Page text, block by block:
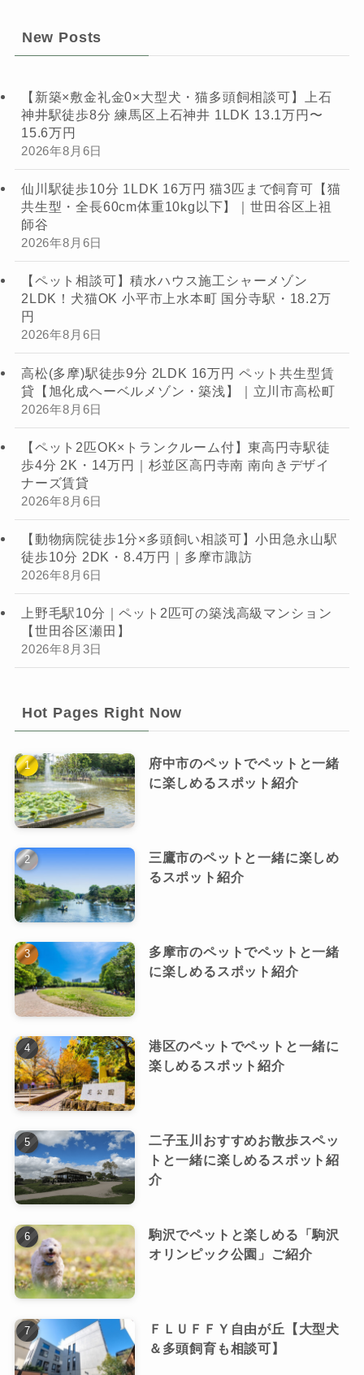
New Posts
【新築×敷金礼金0×大型犬・猫多頭飼相談可】上石
神井駅徒歩8分 練馬区上石神井 1LDK 13.1万円〜
15.6万円
2026年8月6日
仙川駅徒歩10分 1LDK 16万円 猫3匹まで飼育可【猫
共生型・全長60cm体重10kg以下】｜世田谷区上祖
師谷
2026年8月6日
【ペット相談可】積水ハウス施工シャーメゾン
2LDK！犬猫OK 小平市上水本町 国分寺駅・18.2万
円
2026年8月6日
高松(多摩)駅徒歩9分 2LDK 16万円 ペット共生型賃
貸【旭化成ヘーベルメゾン・築浅】｜立川市高松町
2026年8月6日
【ペット2匹OK×トランクルーム付】東高円寺駅徒
歩4分 2K・14万円｜杉並区高円寺南 南向きデザイ
ナーズ賃貸
2026年8月6日
【動物病院徒歩1分×多頭飼い相談可】小田急永山駅
徒歩10分 2DK・8.4万円｜多摩市諏訪
2026年8月6日
上野毛駅10分｜ペット2匹可の築浅高級マンション
【世田谷区瀬田】
2026年8月3日
Hot Pages Right Now
府中市のペットでペットと一緒
に楽しめるスポット紹介
三鷹市のペットと一緒に楽しめ
るスポット紹介
多摩市のペットでペットと一緒
に楽しめるスポット紹介
港区のペットでペットと一緒に
楽しめるスポット紹介
二子玉川おすすめお散歩スペッ
トと一緒に楽しめるスポット紹
介
駒沢でペットと楽しめる「駒沢
オリンピック公園」ご紹介
ＦＬＵＦＦＹ自由が丘【大型犬
＆多頭飼育も相談可】